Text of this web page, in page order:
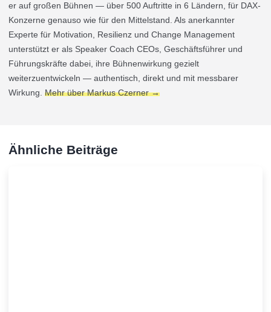
er auf großen Bühnen — über 500 Auftritte in 6 Ländern, für DAX-
Konzerne genauso wie für den Mittelstand. Als anerkannter
Experte für Motivation, Resilienz und Change Management
unterstützt er als Speaker Coach CEOs, Geschäftsführer und
Führungskräfte dabei, ihre Bühnenwirkung gezielt
weiterzuentwickeln — authentisch, direkt und mit messbarer
Wirkung. Mehr über Markus Czerner →
Ähnliche Beiträge